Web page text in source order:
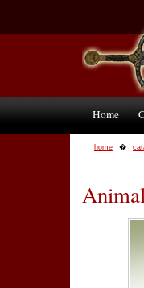
Home
home